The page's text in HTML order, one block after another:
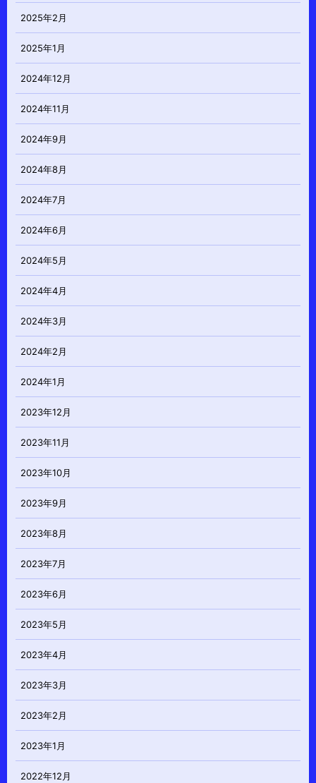
2025年2月
2025年1月
2024年12月
2024年11月
2024年9月
2024年8月
2024年7月
2024年6月
2024年5月
2024年4月
2024年3月
2024年2月
2024年1月
2023年12月
2023年11月
2023年10月
2023年9月
2023年8月
2023年7月
2023年6月
2023年5月
2023年4月
2023年3月
2023年2月
2023年1月
2022年12月